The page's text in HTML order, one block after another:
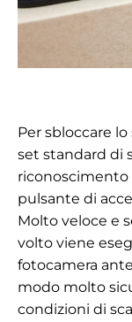
Per sbloccare
set standard di
riconoscimento
pulsante di
Molto veloce e
volto viene
fotocamera
modo molto
condizioni di